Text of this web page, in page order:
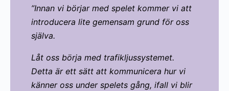
”Innan vi börjar med spelet kommer vi att
introducera lite gemensam grund för oss
själva.
Låt oss börja med trafikljussystemet.
Detta är ett sätt att kommunicera hur vi
känner oss under spelets gång, ifall vi blir